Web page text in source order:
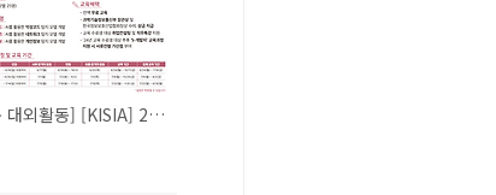
[교육 대외활동] [KISIA] 2024 AI보안 기술개발 교육과정 교육생 모집